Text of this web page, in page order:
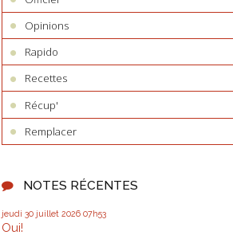
Opinions
Rapido
Recettes
Récup'
Remplacer
NOTES RÉCENTES
jeudi 30 juillet 2026 07h53
Oui!